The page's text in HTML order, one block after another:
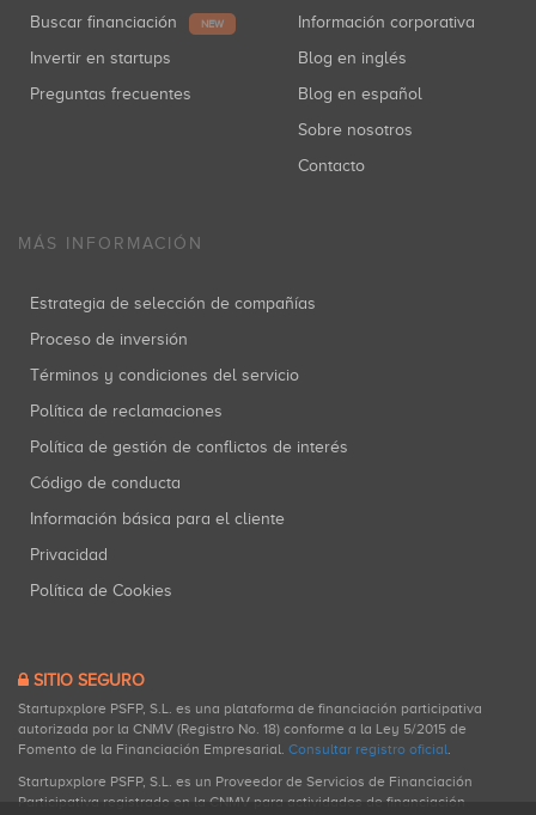
Buscar financiación NEW
Invertir en startups
Preguntas frecuentes
Información corporativa
Blog en inglés
Blog en español
Sobre nosotros
Contacto
MÁS INFORMACIÓN
Estrategia de selección de compañías
Proceso de inversión
Términos y condiciones del servicio
Política de reclamaciones
Política de gestión de conflictos de interés
Código de conducta
Información básica para el cliente
Privacidad
Política de Cookies
SITIO SEGURO
Startupxplore PSFP, S.L. es una plataforma de financiación participativa
autorizada por la CNMV (Registro No. 18) conforme a la Ley 5/2015 de
Fomento de la Financiación Empresarial. Consultar registro oficial.
Startupxplore PSFP, S.L. es un Proveedor de Servicios de Financiación
Participativa registrado en la CNMV para actividades de financiación